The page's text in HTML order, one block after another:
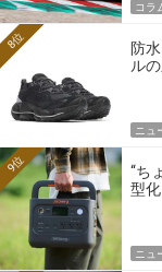
コラ
防
ル
8位
ニュ
“ち
型
9位
ニュ